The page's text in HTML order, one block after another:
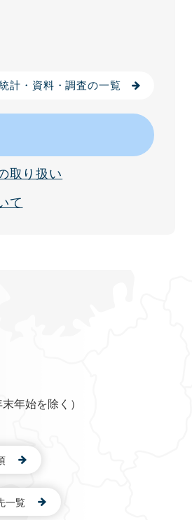
計・資料・調査の一覧
取り扱い
て
年始を除く）
一覧